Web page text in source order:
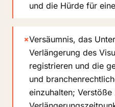
und die Hürde für
×Versäumnis, das
Verlängerung des
registrieren und die
und
einzuhalten; Verstöße